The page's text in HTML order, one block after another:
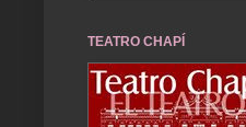
TEATRO CHAPÍ